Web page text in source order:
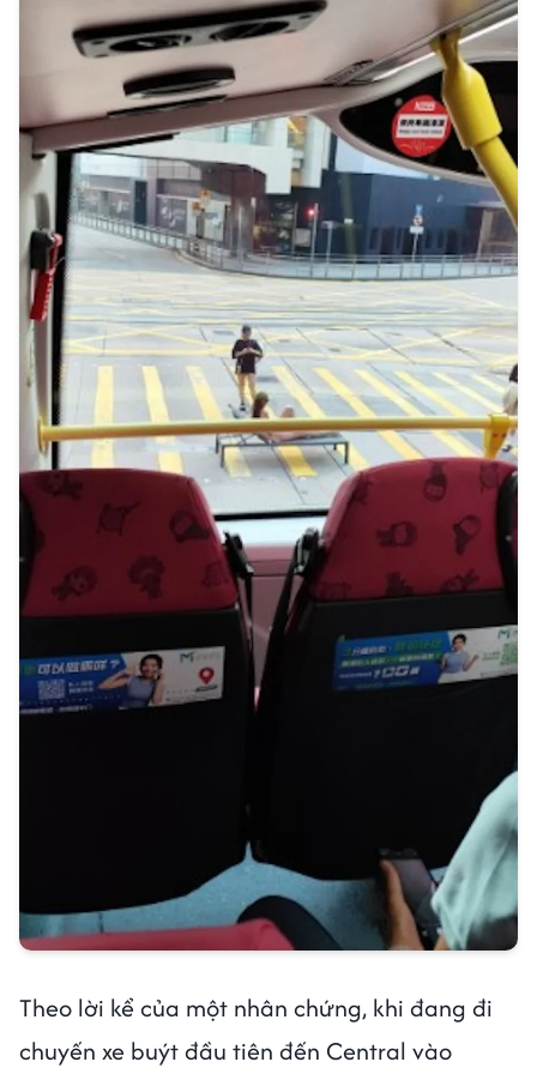
Theo lời kể của một nhân chứng, khi đang đi
chuyến xe buýt đầu tiên đến Central vào